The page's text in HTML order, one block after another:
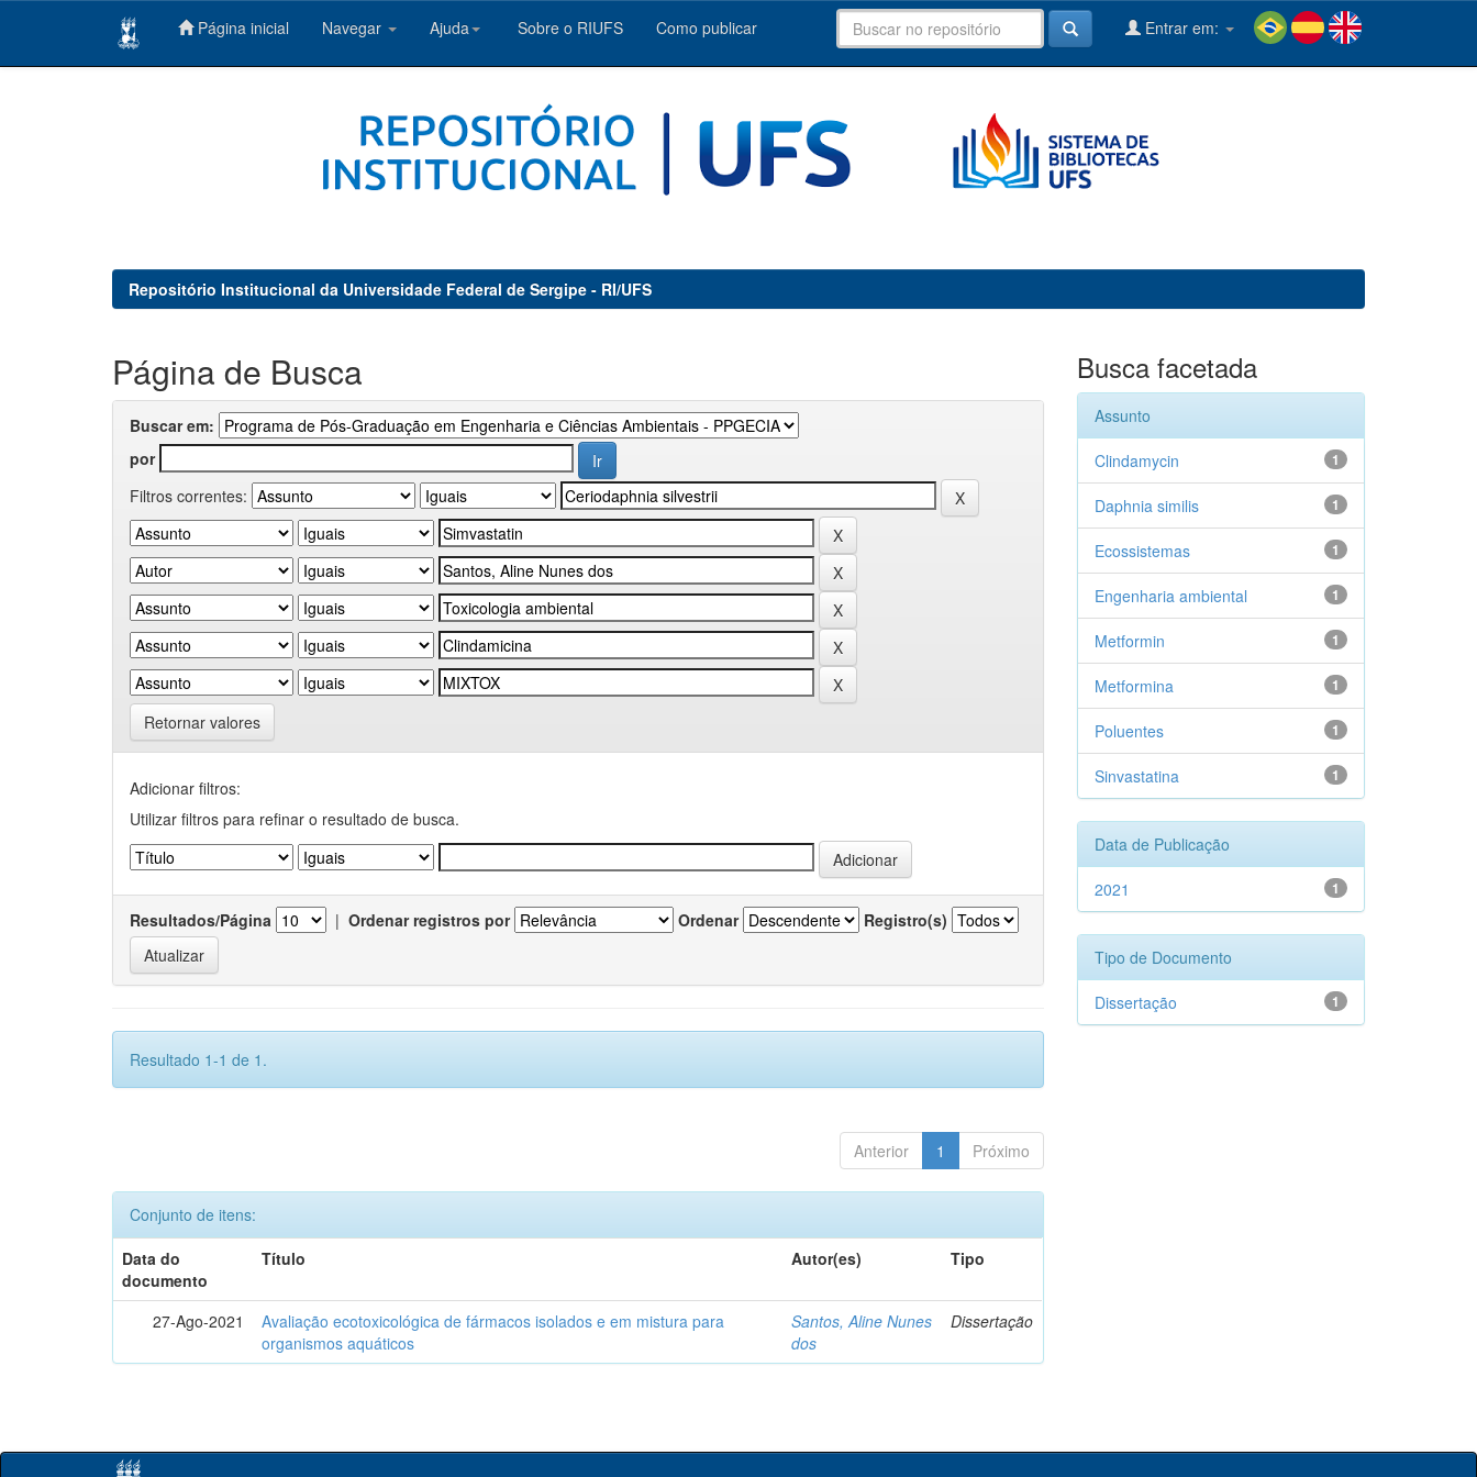
Página inicial Navegar Ajuda Sobre o RIUFS Como publicar Entrar em:
Repositório Institucional da Universidade Federal de Sergipe - RI/UFS
Página de Busca
Buscar em:
por
Filtros correntes:
Retornar valores
Adicionar filtros:
Utilizar filtros para refinar o resultado de busca.
Resultados/Página | Ordenar registros por Ordenar Registro(s)
Resultado 1-1 de 1.
Anterior 1 Próximo
Conjunto de itens:
Data do
documento
Título Autor(es) Tipo
27-Ago-2021
Avaliação ecotoxicológica de fármacos isolados e em mistura para
organismos aquáticos
Santos, Aline Nunes
dos
Dissertação
Busca facetada
Assunto
1
Clindamycin
1
Daphnia similis
1
Ecossistemas
1
Engenharia ambiental
1
Metformin
1
Metformina
1
Poluentes
1
Sinvastatina
Data de Publicação
1
2021
Tipo de Documento
1
Dissertação